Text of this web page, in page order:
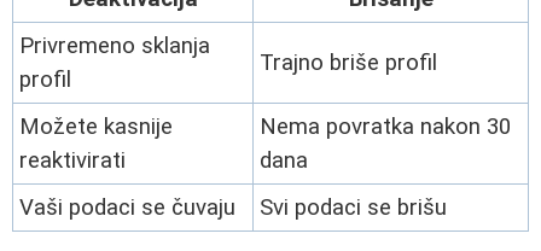
Privremeno sklanja
profil
Trajno briše profil
Možete kasnije
reaktivirati
Nema povratka nakon 30
dana
Vaši podaci se čuvaju
Svi podaci se brišu